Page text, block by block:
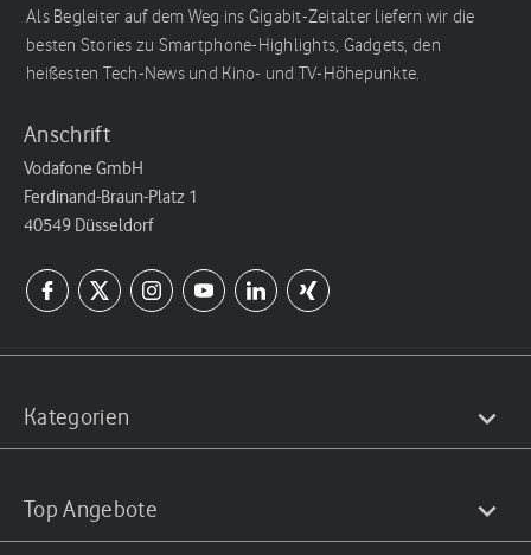
Als Begleiter auf dem Weg ins Gigabit-Zeitalter liefern wir die
besten Stories zu Smartphone-Highlights, Gadgets, den
heißesten Tech-News und Kino- und TV-Höhepunkte.
Anschrift
Vodafone GmbH
Ferdinand-Braun-Platz 1
40549 Düsseldorf
Kategorien
Top Angebote